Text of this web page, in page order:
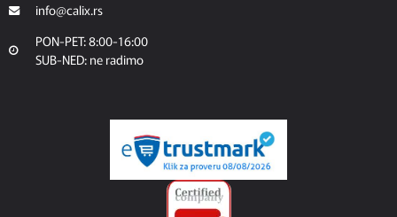
info@calix.rs
PON-PET: 8:00-16:00
SUB-NED: ne radimo